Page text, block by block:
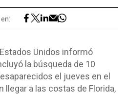
Unidos informó
la búsqueda de 10
el jueves en el
llegar a las costas de Florida,